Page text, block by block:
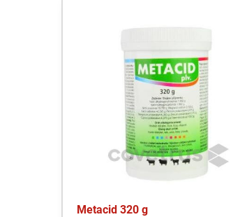
Metacid 320 g